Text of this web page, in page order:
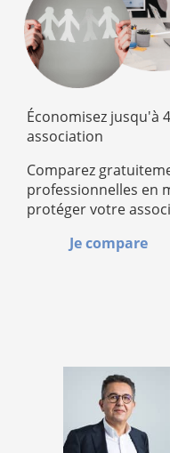
Économisez jusqu'à
association
Comparez
professionnelles en
protéger votre
Je compare